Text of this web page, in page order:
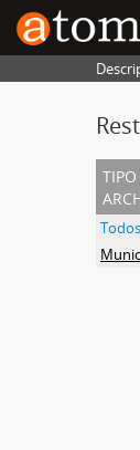
tipo
Todos